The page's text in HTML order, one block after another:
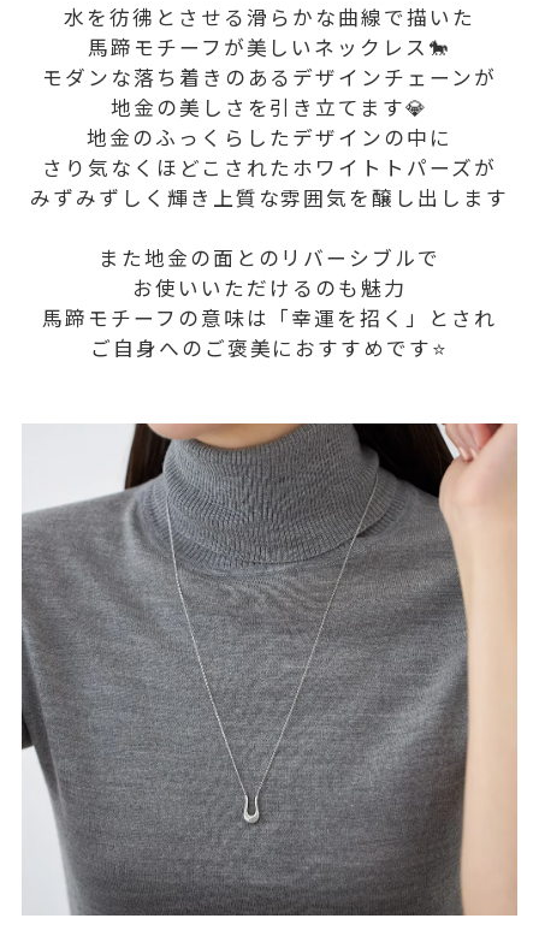
水を彷彿とさせる滑らかな曲線で描いた
馬蹄モチーフが美しいネックレス🐎
モダンな落ち着きのあるデザインチェーンが
地金の美しさを引き立てます💎
地金のふっくらしたデザインの中に
さり気なくほどこされたホワイトトパーズが
みずみずしく輝き上質な雰囲気を醸し出します
また地金の面とのリバーシブルで
お使いいただけるのも魅力
馬蹄モチーフの意味は「幸運を招く」とされ
ご自身へのご褒美におすすめです⭐️